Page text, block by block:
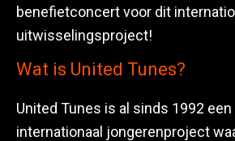
benefietconcert voor dit
uitwisselingsproject!
Wat is United Tunes?
United Tunes is al sinds 1992
internationaal jongerenproject